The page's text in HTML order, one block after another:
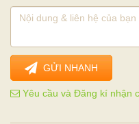
GỬI NHANH
Yêu cầu và Đăng kí nhận